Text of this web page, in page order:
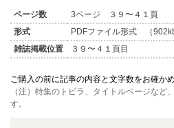
ページ数
3ページ ３９〜４１頁
形式
PDFファイル形式 （902kb
雑誌掲載位置
３９〜４１頁目
ご購入の前に記事の内容と文字数をお確かめ
（注）特集のトビラ、タイトルページなど
す。